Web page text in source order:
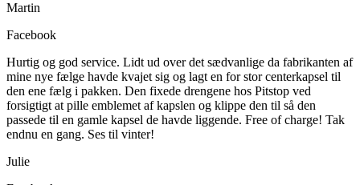
Martin
Facebook
Hurtig og god service. Lidt ud over det sædvanlige da fabrikanten af
mine nye fælge havde kvajet sig og lagt en for stor centerkapsel til
den ene fælg i pakken. Den fixede drengene hos Pitstop ved
forsigtigt at pille emblemet af kapslen og klippe den til så den
passede til en gamle kapsel de havde liggende. Free of charge! Tak
endnu en gang. Ses til vinter!
Julie